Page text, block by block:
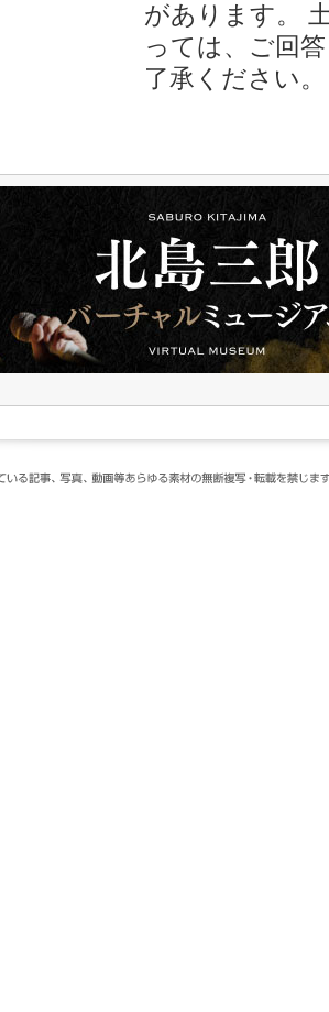
があります。
っては、ご回
了承ください。